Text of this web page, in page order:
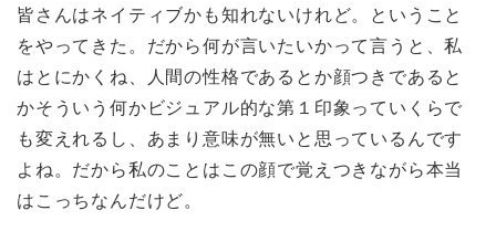
皆さんはネイティブかも知れないけれど。ということ
をやってきた。だから何が言いたいかって言うと、私
はとにかくね、人間の性格であるとか顔つきであると
かそういう何かビジュアル的な第１印象っていくらで
も変えれるし、あまり意味が無いと思っているんです
よね。だから私のことはこの顔で覚えつきながら本当
はこっちなんだけど。